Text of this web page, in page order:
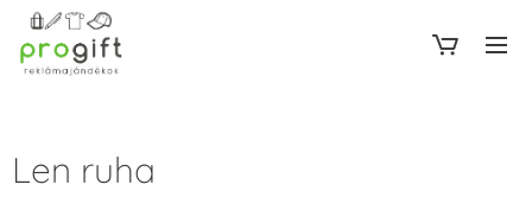
Len ruha